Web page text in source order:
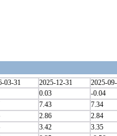
03-31
2025-12-31
2025-
0.03
-0.04
7.43
7.34
2.86
2.84
3.42
3.35